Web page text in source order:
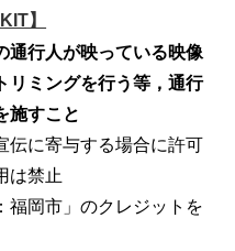
】
通行人が映っている映像
リミングを行う等，通行
施すこと
に寄与する場合に許可
は禁止
岡市」のクレジットを